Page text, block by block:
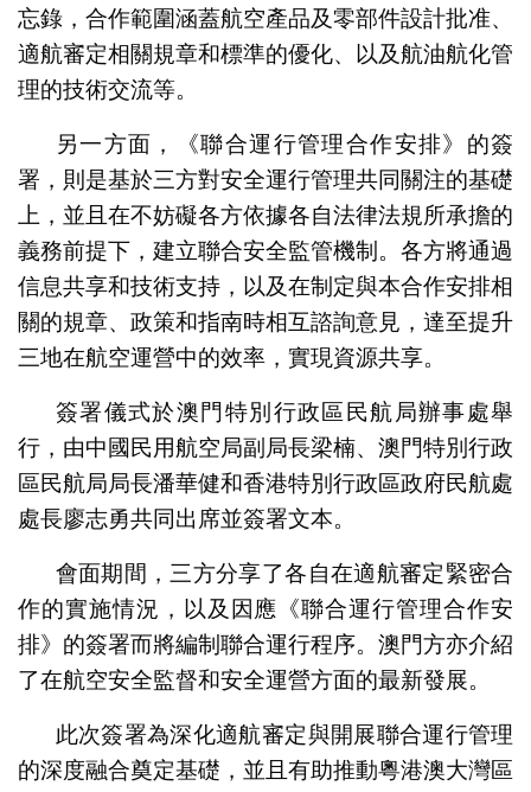
忘錄，合作範圍涵蓋航空產品及零部件設計批准、
適航審定相關規章和標準的優化、以及航油航化管
理的技術交流等。
另一方面，《聯合運行管理合作安排》的簽
署，則是基於三方對安全運行管理共同關注的基礎
上，並且在不妨礙各方依據各自法律法規所承擔的
義務前提下，建立聯合安全監管機制。各方將通過
信息共享和技術支持，以及在制定與本合作安排相
關的規章、政策和指南時相互諮詢意見，達至提升
三地在航空運營中的效率，實現資源共享。
簽署儀式於澳門特別行政區民航局辦事處舉
行，由中國民用航空局副局長梁楠、澳門特別行政
區民航局局長潘華健和香港特別行政區政府民航處
處長廖志勇共同出席並簽署文本。
會面期間，三方分享了各自在適航審定緊密合
作的實施情況，以及因應《聯合運行管理合作安
排》的簽署而將編制聯合運行程序。澳門方亦介紹
了在航空安全監督和安全運營方面的最新發展。
此次簽署為深化適航審定與開展聯合運行管理
的深度融合奠定基礎，並且有助推動粵港澳大灣區